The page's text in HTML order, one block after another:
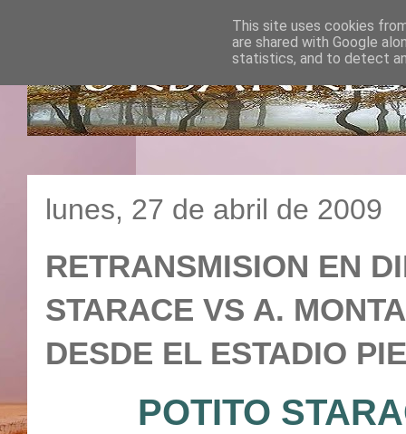
lunes, 27 de abril de 2009
RETRANSMISION EN
STARACE VS A.
DESDE EL ESTADIO
POTITO
This site uses cookies
are shared with Google
statistics, and to detect